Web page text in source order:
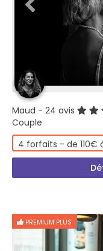
Maud - 24 avis
Couple
4 forfaits - de 110€
PREMIUM PLUS